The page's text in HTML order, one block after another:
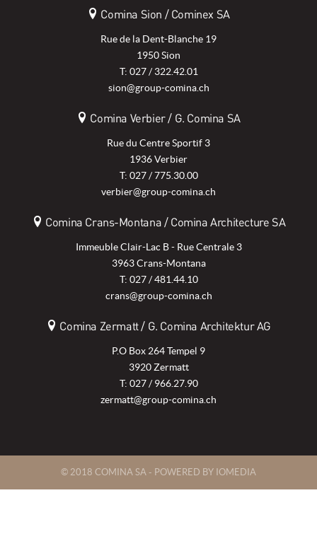
Comina Sion / Cominex SA
Rue de la Dent-Blanche 19
1950 Sion
T: 027 / 322.42.01
sion@group-comina.ch
Comina Verbier / G. Comina SA
Rue du Centre Sportif 3
1936 Verbier
T: 027 / 775.30.00
verbier@group-comina.ch
Comina Crans-Montana / Comina Architecture SA
Immeuble Clair-Lac B - Rue Centrale 3
3963 Crans-Montana
T: 027 / 481.44.10
crans@group-comina.ch
Comina Zermatt / G. Comina Architektur AG
P.O Box 264 Tempel 9
3920 Zermatt
T: 027 / 966.27.90
zermatt@group-comina.ch
© 2018 COMINA SA - POWERED BY IOMEDIA